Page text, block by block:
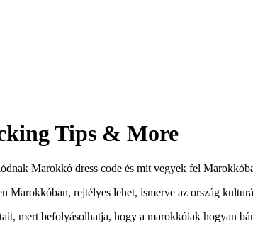
Tips & More
Marokkó dress code és mit vegyek fel
Marokkóban, rejtélyes lehet, ismerve az ország
mert befolyásolhatja, hogy a marokkóiak hogyan